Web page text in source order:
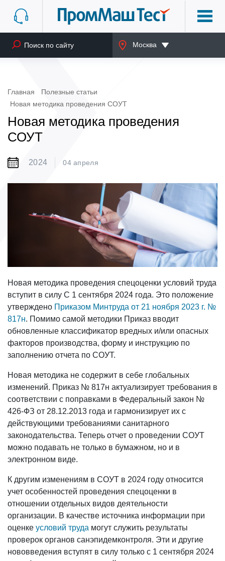
Москва
Главная
Полезные статьи
Новая методика проведения СОУТ
Новая методика проведения
СОУТ
2024 04 апреля
Новая методика проведения спецоценки условий труда
вступит в силу С 1 сентября 2024 года. Это положение
утверждено Приказом Минтруда от 21 ноября 2023 г. №
817н. Помимо самой методики Приказ вводит
обновленные классификатор вредных и/или опасных
факторов производства, форму и инструкцию по
заполнению отчета по СОУТ.
Новая методика не содержит в себе глобальных
изменений. Приказ № 817н актуализирует требования в
соответствии с поправками в Федеральный закон №
426-ФЗ от 28.12.2013 года и гармонизирует их с
действующими требованиями санитарного
законодательства. Теперь отчет о проведении СОУТ
можно подавать не только в бумажном, но и в
электронном виде.
К другим изменениям в СОУТ в 2024 году относится
учет особенностей проведения спецоценки в
отношении отдельных видов деятельности
организации. В качестве источника информации при
оценке условий труда могут служить результаты
проверок органов санэпидемконтроля. Эти и другие
нововведения вступят в силу только с 1 сентября 2024